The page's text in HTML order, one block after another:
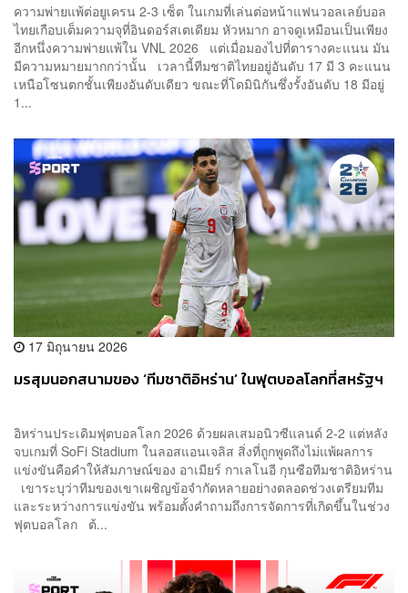
ความพ่ายแพ้ต่อยูเครน 2-3 เซ็ต ในเกมที่เล่นต่อหน้าแฟนวอลเลย์บอล
ไทยเกือบเต็มความจุที่อินดอร์สเตเดียม หัวหมาก อาจดูเหมือนเป็นเพียง
อีกหนึ่งความพ่ายแพ้ใน VNL 2026 แต่เมื่อมองไปที่ตารางคะแนน มัน
มีความหมายมากกว่านั้น เวลานี้ทีมชาติไทยอยู่อันดับ 17 มี 3 คะแนน
เหนือโซนตกชั้นเพียงอันดับเดียว ขณะที่โดมินิกันซึ่งรั้งอันดับ 18 มีอยู่
1...
17 มิถุนายน 2026
มรสุมนอกสนามของ ‘ทีมชาติอิหร่าน’ ในฟุตบอลโลกที่สหรัฐฯ
อิหร่านประเดิมฟุตบอลโลก 2026 ด้วยผลเสมอนิวซีแลนด์ 2-2 แต่หลัง
จบเกมที่ SoFi Stadium ในลอสแอนเจลิส สิ่งที่ถูกพูดถึงไม่แพ้ผลการ
แข่งขันคือคำให้สัมภาษณ์ของ อาเมียร์ กาเลโนอี กุนซือทีมชาติอิหร่าน
เขาระบุว่าทีมของเขาเผชิญข้อจำกัดหลายอย่างตลอดช่วงเตรียมทีม
และระหว่างการแข่งขัน พร้อมตั้งคำถามถึงการจัดการที่เกิดขึ้นในช่วง
ฟุตบอลโลก ต้...